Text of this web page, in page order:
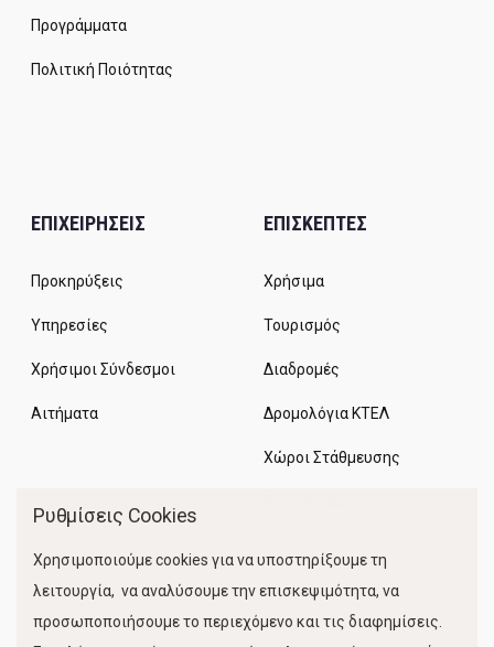
Προγράμματα
Πολιτική Ποιότητας
ΕΠΙΧΕΙΡΗΣΕΙΣ
Προκηρύξεις
Υπηρεσίες
Χρήσιμοι Σύνδεσμοι
Αιτήματα
ΕΠΙΣΚΕΠΤΕΣ
Χρήσιμα
Τουρισμός
Διαδρομές
Δρομολόγια ΚΤΕΛ
Χώροι Στάθμευσης
Ρυθμίσεις Cookies
Χρησιμοποιούμε cookies για να υποστηρίξουμε τη
λειτουργία, να αναλύσουμε την επισκεψιμότητα, να
προσωποποιήσουμε το περιεχόμενο και τις διαφημίσεις.